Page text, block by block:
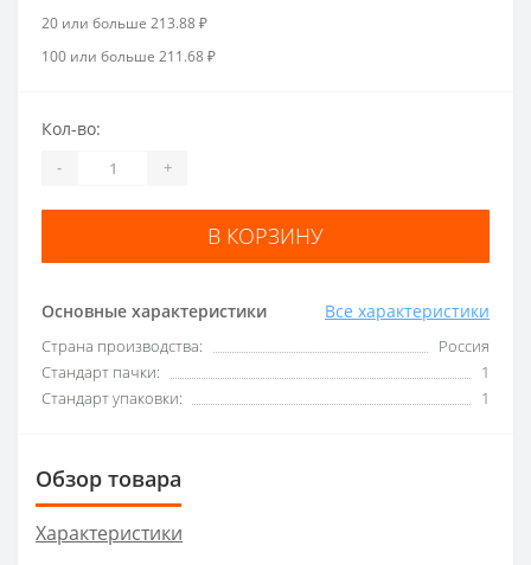
20 или больше 213.88 ₽
100 или больше 211.68 ₽
Основные характеристики Все характеристики
Страна производства:
Россия
Стандарт пачки:
1
Стандарт упаковки:
1
Кол-во:
- +
В КОРЗИНУ
Обзор товара
Характеристики